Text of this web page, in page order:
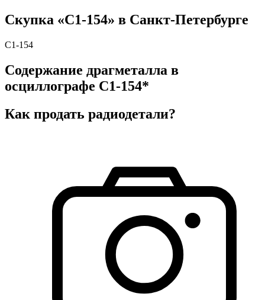
Скупка «С1-154» в Санкт-Петербурге
С1-154
Содержание драгметалла в
осциллографе С1-154*
Как продать радиодетали?